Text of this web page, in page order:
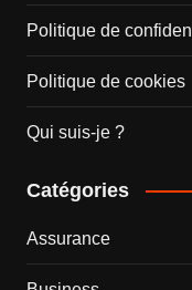
Politique de
Politique de cookies
Qui suis-je ?
Catégories
Assurance